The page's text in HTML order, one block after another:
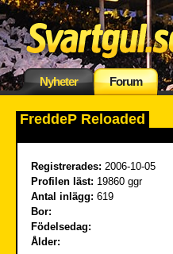
Nyheter Forum
FreddeP Reloaded
Registrerades: 2006-10-05
Profilen läst: 19860 ggr
Antal inlägg: 619
Bor:
Födelsedag:
Ålder: